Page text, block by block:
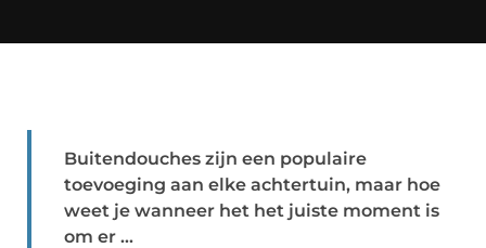
Buitendouches zijn een populaire
toevoeging aan elke achtertuin, maar hoe
weet je wanneer het het juiste moment is
om er ...